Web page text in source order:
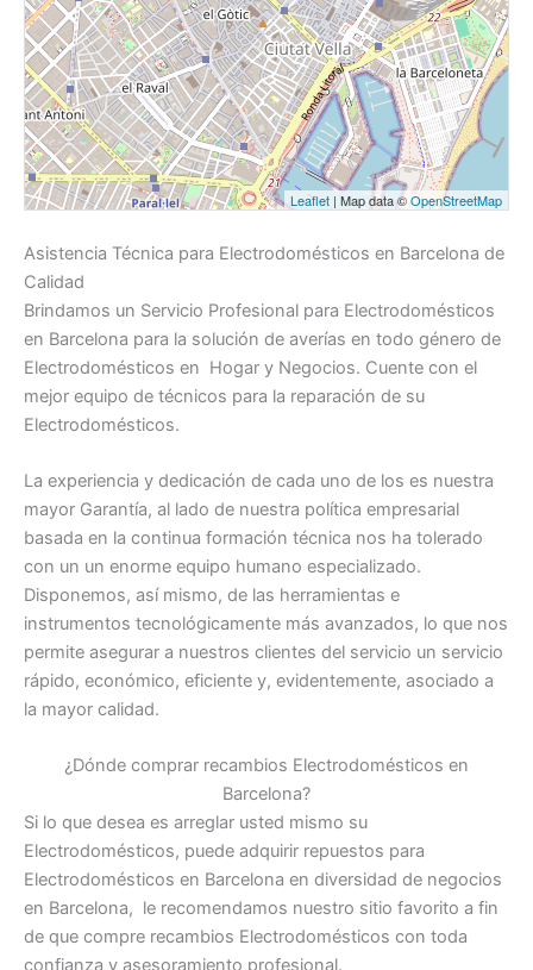
Leaflet | Map data ©OpenStreetMap
Asistencia Técnica para Electrodomésticos en Barcelona de
Calidad
Brindamos un Servicio Profesional para Electrodomésticos
en Barcelona para la solución de averías en todo género de
Electrodomésticos en Hogar y Negocios. Cuente con el
mejor equipo de técnicos para la reparación de su
Electrodomésticos.
La experiencia y dedicación de cada uno de los es nuestra
mayor Garantía, al lado de nuestra política empresarial
basada en la continua formación técnica nos ha tolerado
con un un enorme equipo humano especializado.
Disponemos, así mismo, de las herramientas e
instrumentos tecnológicamente más avanzados, lo que nos
permite asegurar a nuestros clientes del servicio un servicio
rápido, económico, eficiente y, evidentemente, asociado a
la mayor calidad.
¿Dónde comprar recambios Electrodomésticos en
Barcelona?
Si lo que desea es arreglar usted mismo su
Electrodomésticos, puede adquirir repuestos para
Electrodomésticos en Barcelona en diversidad de negocios
en Barcelona, le recomendamos nuestro sitio favorito a fin
de que compre recambios Electrodomésticos con toda
confianza y asesoramiento profesional.